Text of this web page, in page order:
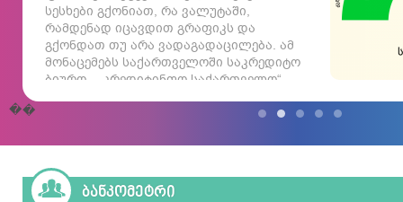
სესხები გქონიათ, რა ვალუტაში,
რამდენად იცავდით გრაფიკს და
გქონდათ თუ არა ვადაგადაცილება. ამ
მონაცემებს საქართველოში საკრედიტო
ბიურო - „კრედიტინფო საქართველო“
�
�
ᲑᲐᲜᲙᲝᲛᲔᲢᲠᲘ